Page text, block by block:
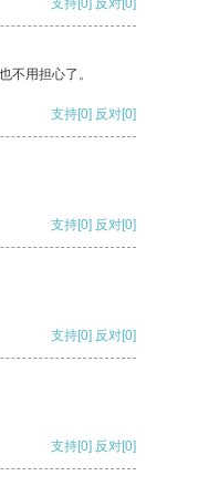
支持 [0] 反对 [0]
不用担心了。
支持[0] 反对[0]
支持[0] 反对[0]
支持[0] 反对[0]
支持[0] 反对[0]